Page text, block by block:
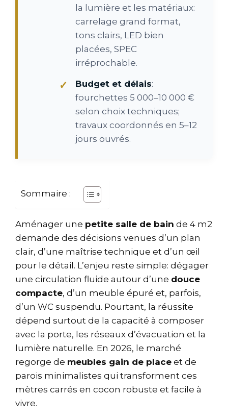
la lumière et les matériaux:
carrelage grand format,
tons clairs, LED bien
placées, SPEC
irréprochable.
Budget et délais:
fourchettes 5 000–10 000 €
selon choix techniques;
travaux coordonnés en 5–12
jours ouvrés.
Sommaire :
Aménager une petite salle de bain de 4 m2
demande des décisions venues d’un plan
clair, d’une maîtrise technique et d’un œil
pour le détail. L’enjeu reste simple: dégager
une circulation fluide autour d’une douce
compacte, d’un meuble épuré et, parfois,
d’un WC suspendu. Pourtant, la réussite
dépend surtout de la capacité à composer
avec la porte, les réseaux d’évacuation et la
lumière naturelle. En 2026, le marché
regorge de meubles gain de place et de
parois minimalistes qui transforment ces
mètres carrés en cocon robuste et facile à
vivre.